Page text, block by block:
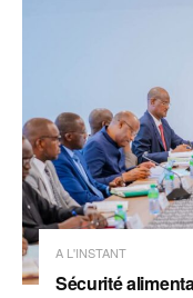
A L'INSTANT
Sécurité